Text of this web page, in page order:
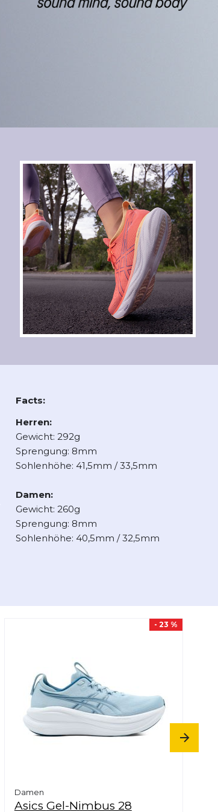
Facts:
Herren:
Gewicht: 292g
Sprengung: 8mm
Sohlenhöhe: 41,5mm / 33,5mm
Damen:
Gewicht: 260g
Sprengung: 8mm
Sohlenhöhe: 40,5mm / 32,5mm
- 23 %
Damen
Asics Gel-Nimbus 28